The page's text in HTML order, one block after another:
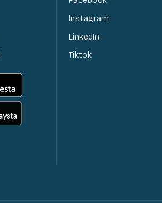
Instagram
LinkedIn
Tiktok